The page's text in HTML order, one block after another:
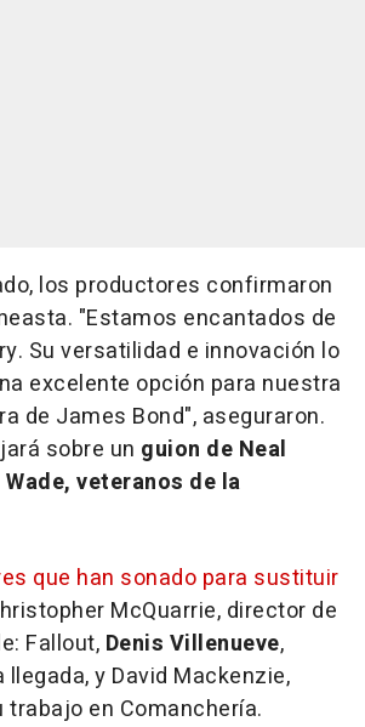
los productores confirmaron
"Estamos encantados de
Su versatilidad e innovación lo
excelente opción para nuestra
de James Bond", aseguraron.
sobre un guion de Neal
veteranos de la
que han sonado para sustituir
McQuarrie, director de
Fallout, Denis Villenueve,
y David Mackenzie,
en Comanchería.